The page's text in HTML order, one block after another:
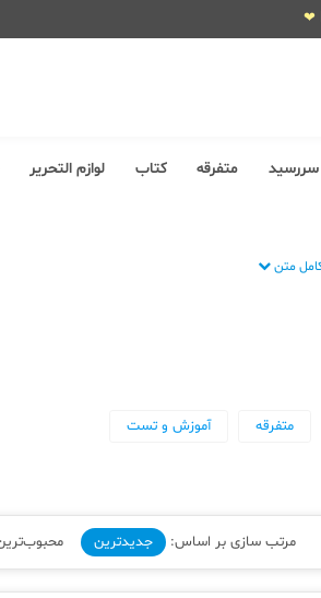
سررسید متفرقه کتاب لوازم التحریر
متن
متفرقه آموزش و تست
مرتب سازی بر اساس: جدیدترین